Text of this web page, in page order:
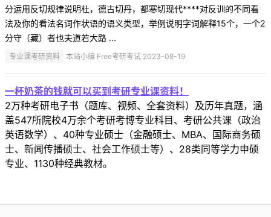
分运用反切规律说明杜，德古切丹，都寒切现代****对反训的不同看
法及你的看法名词作状语的语义类型，举例说明字词解释15个，一个2
分守（藏）者也夫道若大路 ...
专业课考研资料 本站小编 Free考研考试 2023-08-19
一杯奶茶的钱就可以买到考研专业课资料！
2万种考研电子书（题库、视频、全套资料）及历年真题，涵
盖547所院校4万余个考研考博专业科目、考研公共课（政治
英语数学）、40种专业硕士（金融硕士、MBA、国际商务硕
士、新闻传播硕士、社会工作硕士等）、28类同等学力申硕
专业、1130种经典教材。